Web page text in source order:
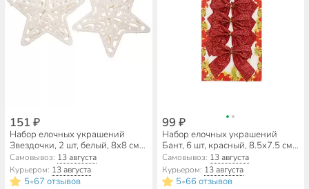
151 ₽
Набор елочных украшений
Звездочки, 2 шт, белый, 8х8 см,
пластик, SYLKL-491997
Самовывоз: 13 августа
Курьером: 13 августа
5•67 отзывов
99 ₽
Набор елочных украшений
Бант, 6 шт, красный, 8.5х7.5 см,
SYHDJ-3419111A
Самовывоз: 13 августа
Курьером: 13 августа
5•66 отзывов